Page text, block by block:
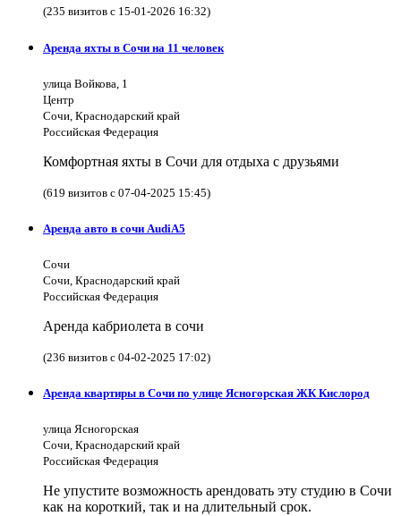
(235 визитов с 15-01-2026 16:32)
Аренда яхты в Сочи на 11 человек
улица Войкова, 1
Центр
Сочи, Краснодарский край
Российская Федерация
Комфортная яхты в Сочи для отдыха с друзьями
(619 визитов с 07-04-2025 15:45)
Аренда авто в сочи AudiA5
Сочи
Сочи, Краснодарский край
Российская Федерация
Аренда кабриолета в сочи
(236 визитов с 04-02-2025 17:02)
Аренда квартиры в Сочи по улице Ясногорская ЖК Кислород
улица Ясногорская
Сочи, Краснодарский край
Российская Федерация
Не упустите возможность арендовать эту студию в Сочи
как на короткий, так и на длительный срок.